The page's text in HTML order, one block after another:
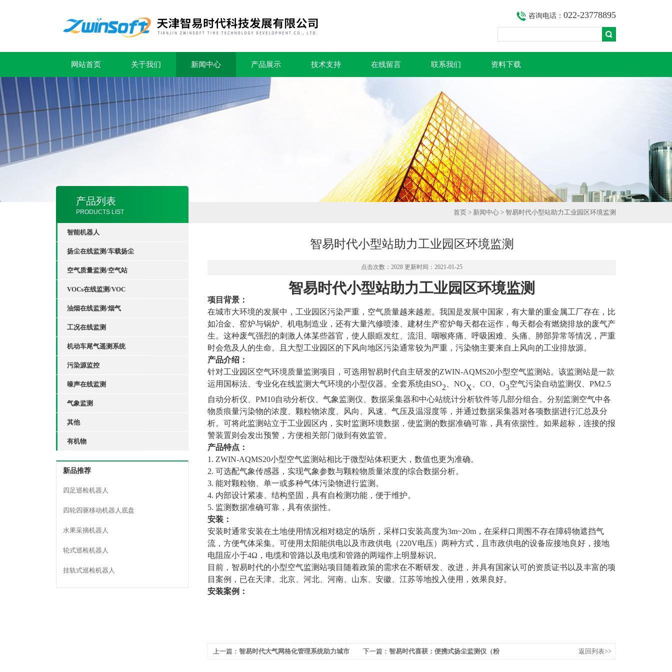
咨询电话： 022-23778895
网站首页 关于我们 新闻中心 产品展示 技术支持 在线留言 联系我们 资料下载
产品列表
PRODUCTS LIST
智能机器人
扬尘在线监测/车载扬尘
空气质量监测/空气站
VOCs在线监测/VOC
油烟在线监测/烟气
工况在线监测
机动车尾气遥测系统
污染源监控
噪声在线监测
气象监测
其他
有机物
新品推荐
四足巡检机器人
四轮四驱移动机器人底盘
水果采摘机器人
轮式巡检机器人
挂轨式巡检机器人
首页 > 新闻中心 > 智易时代小型站助力工业园区环境监测
智易时代小型站助力工业园区环境监测
点击次数：2028 更新时间：2021-01-25
智易时代小型站助力工业园区环境监测
项目背景：
在城市大环境的发展中，工业园区污染严重，空气质量越来越差。我国是发展中国家， 有大量的重金属工厂存在，比
如冶金、窑炉与锅炉、机电制造业，还有大量汽修喷漆、建材生产窑炉每天都在运作，每天都会有燃烧排放的废气产
生。 这种废气强烈的刺激人体某些器官，使人眼眶发红、流泪、咽喉疼痛、呼吸困难、头痛、肺部异常等情况，严重
时会危及人的生命。且大型工业园区的下风向地区污染通常较为严重，污染物主要来自上风向的工业排放源。
产品介绍：
针对工业园区空气环境质量监测项目，可选用智易时代自主研发的ZWIN-AQMS20小型空气监测站。该监测站是一款
运用国标法、专业化在线监测大气环境的小型仪器。全套系统由SO2 NOX CO O3空气污染自动监测仪、 PM2.5
自动分析仪、 PM10自动分析仪、气象监测仪、数据采集器和中心站统计分析软件等几部分组合。分别监测空气中各
物质痕量污染物的浓度、颗粒物浓度、风向、风速、气压及温湿度等，并通过数据采集器对各项数据进行汇总及分
析。可将此监测站立于工业园区内，实时监测环境数据，使监测的数据准确可靠，具有依据性。如果超标，连接的报
警装置则会发出预警，方便相关部门做到有效监管。
产品特点：
1. ZWIN-AQMS20小型空气监测站相比于微型站体积更大，数值也更为准确。
2. 可选配气象传感器，实现气象参数与颗粒物质量浓度的综合数据分析。
3. 能对颗粒物、单一或多种气体污染物进行监测。
4. 内部设计紧凑、结构坚固，具有自检测功能，便于维护。
5. 监测数据准确可靠，具有依据性。
安装：
安装时通常安装在土地使用情况相对稳定的场所，采样口安装高度为3m~20m ，在采样口周围不存在障碍物遮挡气
流，方便气体采集。可使用太阳能供电以及市政供电（220V电压）两种方式，且市政供电的设备应接地良好，接地
电阻应小于4Ω，电缆和管路以及电缆和管路的两端作上明显标识。
目前，智易时代的小型空气监测站项目随着政策的需求在不断研发、改进，并具有国家认可的资质证书以及丰富的项
目案例，已在天津、北京、河北、河南、山东、安徽、江苏等地投入使用，效果良好。
安装案例：
上一篇： 智易时代大气网格化管理系统助力城市
下一篇： 智易时代喜获：便携式扬尘监测仪（粉
返回列表>>